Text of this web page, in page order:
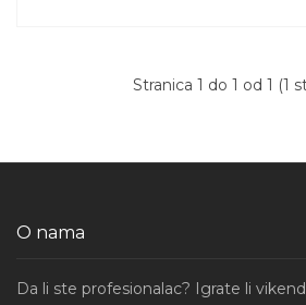
Stranica 1 do 1 od 1 (1
O nama
Da li ste profesionalac? Igrate li